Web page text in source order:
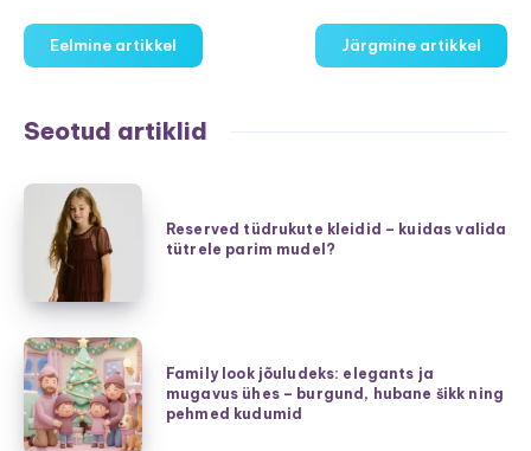
Eelmine artikkel Järgmine artikkel
Seotud artiklid
Reserved
tüdrukute
kleidid
kuidas
valida
tütrele
parim
mudel?
Reserved tüdrukute kleidid – kuidas valida
tütrele parim mudel?
Family
look
jõuludeks:
elegants
Family look jõuludeks: elegants ja
mugavus ühes – burgund, hubane šikk ning
pehmed kudumid